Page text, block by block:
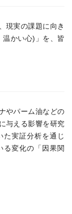
現実の課題に向き
温かい心)」を、皆
やパーム油などの
与える影響を研究
た実証分析を通じ
る変化の「因果関